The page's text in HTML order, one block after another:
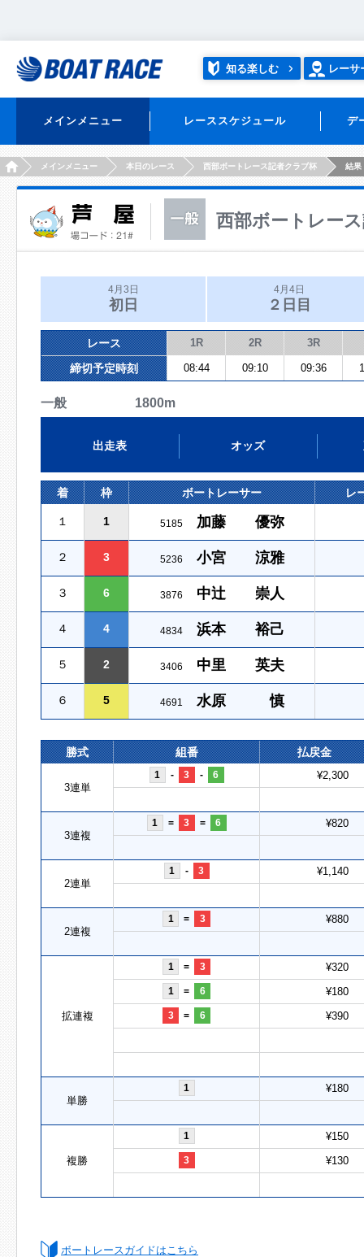
知る楽しむ レーサ
メインメニュー レーススケジュール デ
HOMEメインメニュー 本日のレース 西部ボートレース記者クラブ杯 結果
西部ボートレー
4月3日
初日
4月4日
２日目
レース 1R 2R 3R
締切予定時刻 08:44 09:10 09:36
一般 1800m
出走表 オッズ
着 枠 ボートレーサー レ
１ 1 5185 加藤 優弥
２ 3 5236 小宮 涼雅
３ 6 3876 中辻 崇人
４ 4 4834 浜本 裕己
５ 2 3406 中里 英夫
６ 5 4691 水原 慎
勝式 組番 払戻金
3連単
1 - 3 - 6 ¥2,300
3連複
1 = 3 = 6 ¥820
2連単
1 - 3 ¥1,140
2連複
1 = 3 ¥880
拡連複
1 = 3 ¥320
1 = 6 ¥180
3 = 6 ¥390
単勝
1 ¥180
複勝
1 ¥150
3 ¥130
ボートレースガイドはこちら